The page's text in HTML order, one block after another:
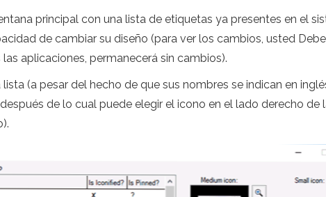
principal con una lista de etiquetas ya presentes en el
de cambiar su diseño (para ver los cambios, usted
aplicaciones, permanecerá sin cambios).
(a pesar del hecho de que sus nombres se indican en
de lo cual puede elegir el icono en el lado derecho